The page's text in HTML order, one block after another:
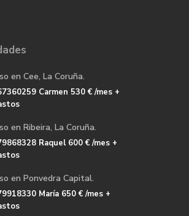
en Cee, La Coruña.
Carmen 530 €/mes +
en Ribeira, La Coruña.
Raquel600 €/mes +
en Ponvedra Capital.
María 650 €/mes +